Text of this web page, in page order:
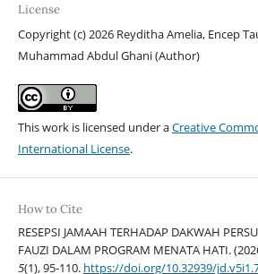
License
Copyright (c) 2026 Reyditha Amelia, Encep
Muhammad Abdul Ghani (Author)
This work is licensed under aCreative
International License.
How to Cite
RESEPSI JAMAAH TERHADAP DAKWAH
FAUZI DALAM PROGRAM MENATA HATI.
5(1), 95-110. https://doi.org/10.32939/